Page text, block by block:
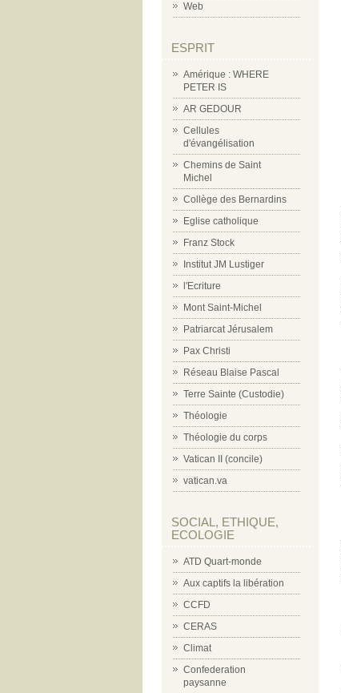
Web
ESPRIT
Amérique : WHERE
PETER IS
AR GEDOUR
Cellules
d'évangélisation
Chemins de Saint
Michel
Collège des Bernardins
Eglise catholique
Franz Stock
Institut JM Lustiger
l'Ecriture
Mont Saint-Michel
Patriarcat Jérusalem
Pax Christi
Réseau Blaise Pascal
Terre Sainte (Custodie)
Théologie
Théologie du corps
Vatican II (concile)
vatican.va
SOCIAL, ETHIQUE,
ECOLOGIE
ATD Quart-monde
Aux captifs la libération
CCFD
CERAS
Climat
Confederation
paysanne